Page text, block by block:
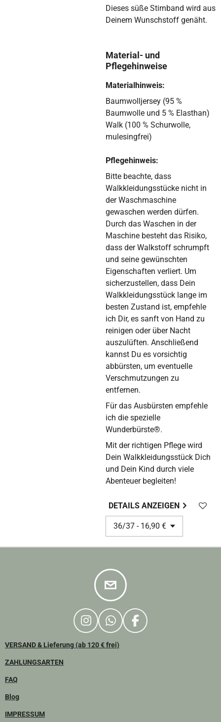
Dieses süße Stirnband wird aus
Deinem Wunschstoff genäht.
Material- und
Pflegehinweise
Materialhinweis:
Baumwolljersey (95 %
Baumwolle und 5 % Elasthan)
Walk (100 % Schurwolle,
mulesingfrei)
Pflegehinweis:
Bitte beachte, dass
Walkkleidungsstücke nicht in
der Waschmaschine
gewaschen werden dürfen.
Durch das Waschen in der
Maschine besteht das Risiko,
dass der Walkstoff schrumpft
und seine gewünschten
Eigenschaften verliert. Um
sicherzustellen, dass Dein
Walkkleidungsstück lange im
besten Zustand ist, empfehle
ich Dir, es sanft von Hand zu
reinigen oder über Nacht
auszulüften. Anschließend
kannst Du es vorsichtig
abbürsten, um eventuelle
Verschmutzungen zu
entfernen.
Für das Ausbürsten empfehle
ich die spezielle
Wunderbürste®.
Mit der richtigen Pflege wird
Dein Walkkleidungsstück Dich
und Dein Kind durch viele
Abenteuer begleiten!
DETAILS ANZEIGEN
I
S
W
A
F
VERSAND & Lieferung (ab 120 € frei)
ZAHLUNGSARTEN
FAQ
Blog
IMPRESSUM